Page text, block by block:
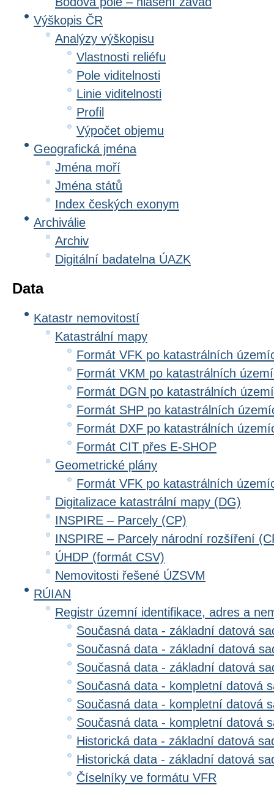
Výškopis ČR
Analýzy výškopisu
Vlastnosti reliéfu
Pole viditelnosti
Linie viditelnosti
Profil
Výpočet objemu
Geografická jména
Jména moří
Jména států
Index českých exonym
Archiválie
Archiv
Digitální badatelna ÚAZK
Data
Katastr nemovitostí
Katastrální mapy
Formát VFK po katastrálních
Formát VKM po katastrálních
Formát DGN po katastrálních
Formát SHP po katastrálních
Formát DXF po katastrálních
Formát CIT přes E-SHOP
Geometrické plány
Formát VFK po katastrálních
Digitalizace katastrální mapy (DG)
INSPIRE – Parcely (CP)
INSPIRE – Parcely národní rozšíření
ÚHDP (formát CSV)
Nemovitosti řešené ÚZSVM
RÚIAN
Registr územní identifikace, adres a
Současná data - základní datová
Současná data - základní datová
Současná data - základní datová
Současná data - kompletní datová
Současná data - kompletní datová
Současná data - kompletní datová
Historická data - základní datová
Historická data - základní datová
Číselníky ve formátu VFR